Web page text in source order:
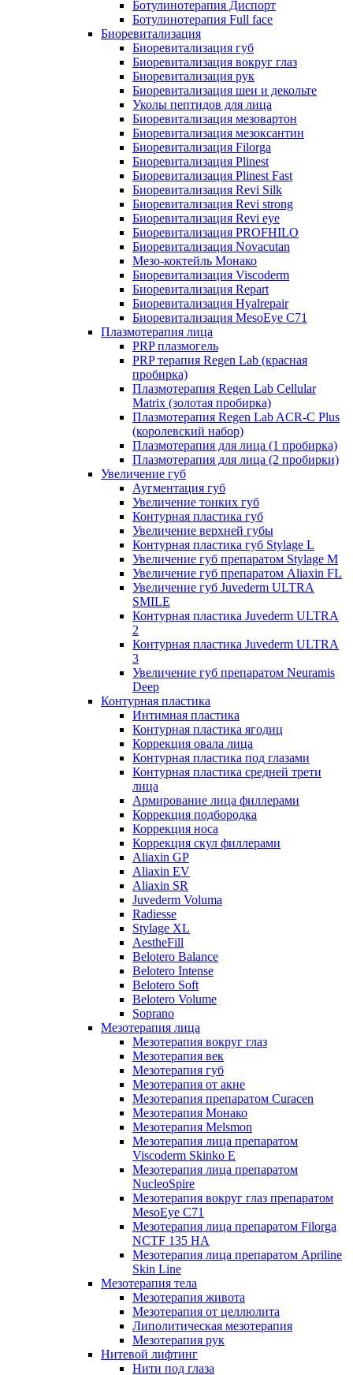
Ботулинотерапия Диспорт
Ботулинотерапия Full face
Биоревитализация
Биоревитализация губ
Биоревитализация вокруг глаз
Биоревитализация рук
Биоревитализация шеи и декольте
Уколы пептидов для лица
Биоревитализация мезовартон
Биоревитализация мезоксантин
Биоревитализация Filorga
Биоревитализация Plinest
Биоревитализация Plinest Fast
Биоревитализация Revi Silk
Биоревитализация Revi strong
Биоревитализация Revi eye
Биоревитализация PROFHILO
Биоревитализация Novacutan
Мезо-коктейль Монако
Биоревитализация Viscoderm
Биоревитализация Repart
Биоревитализация Hyalrepair
Биоревитализация MesoEye C71
Плазмотерапия лица
PRP плазмогель
PRP терапия Regen Lab (красная
пробирка)
Плазмотерапия Regen Lab Cellular
Matrix (золотая пробирка)
Плазмотерапия Regen Lab ACR-C Plus
(королевский набор)
Плазмотерапия для лица (1 пробирка)
Плазмотерапия для лица (2 пробирки)
Увеличение губ
Аугментация губ
Увеличение тонких губ
Контурная пластика губ
Увеличение верхней губы
Контурная пластика губ Stylage L
Увеличение губ препаратом Stylage M
Увеличение губ препаратом Aliaxin FL
Увеличение губ Juvederm ULTRA
SMILE
Контурная пластика Juvederm ULTRA
2
Контурная пластика Juvederm ULTRA
3
Увеличение губ препаратом Neuramis
Deep
Контурная пластика
Интимная пластика
Контурная пластика ягодиц
Коррекция овала лица
Контурная пластика под глазами
Контурная пластика средней трети
лица
Армирование лица филлерами
Коррекция подбородка
Коррекция носа
Коррекция скул филлерами
Aliaxin GP
Aliaxin EV
Aliaxin SR
Juvederm Voluma
Radiesse
Stylage XL
AestheFill
Belotero Balance
Belotero Intense
Belotero Soft
Belotero Volume
Soprano
Мезотерапия лица
Мезотерапия вокруг глаз
Мезотерапия век
Мезотерапия губ
Мезотерапия от акне
Мезотерапия препаратом Curacen
Мезотерапия Монако
Мезотерапия Melsmon
Мезотерапия лица препаратом
Viscoderm Skinko E
Мезотерапия лица препаратом
NucleoSpire
Мезотерапия вокруг глаз препаратом
MesoEye С71
Мезотерапия лица препаратом Filorga
NCTF 135 HA
Мезотерапия лица препаратом Apriline
Skin Line
Мезотерапия тела
Мезотерапия живота
Мезотерапия от целлюлита
Липолитическая мезотерапия
Мезотерапия рук
Нитевой лифтинг
Нити под глаза